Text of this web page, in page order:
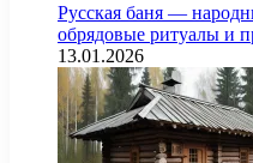
Русская баня —
обрядовые ритуалы и
13.01.2026